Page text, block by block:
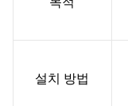
설치 방법